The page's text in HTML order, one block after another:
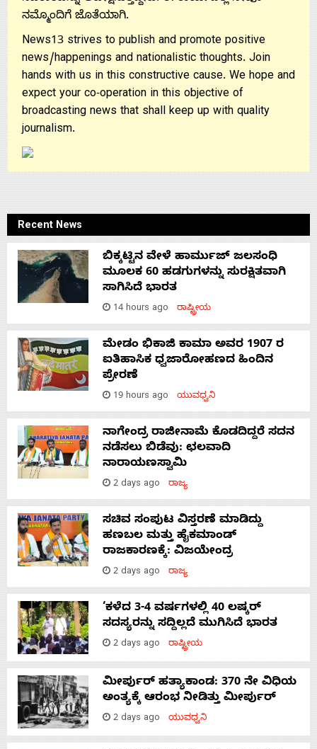
ನಮ್ಮೊಂದಿಗೆ ಜೊತೆಯಾಗಿ.
News13 strives to publish and promote positive
news/happenings and nationalistic thoughts. Join
hands with us in this constructive cause. We hope and
expect your co-operation in this objective of
broadcasting news that shall keep up with quality
journalism.
Recent News
ಬಿಕ್ಕಟ್ಟಿನ ವೇಳೆ ಹಾರ್ಮುಜ್ ಜಲಸಂಧಿ
ಮೂಲಕ 60 ಹಡಗುಗಳನ್ನು ಸುರಕ್ಷಿತವಾಗಿ
ಸಾಗಿಸಿದೆ ಭಾರತ
14 hours ago ರಾಷ್ಟ್ರೀಯ
ಮೇಡಂ ಭಿಕಾಜಿ ಕಾಮಾ ಅವರ 1907 ರ
ಐತಿಹಾಸಿಕ ಧ್ವಜಾರೋಹಣದ ಹಿಂದಿನ
ಪ್ರೇರಣೆ
19 hours ago ಯುವಧ್ವನಿ
ನಾಗೇಂದ್ರ ರಾಜೀನಾಮೆ ಕೊಡದಿದ್ದರೆ ಸದನ
ನಡೆಸಲು ಬಿಡೆವು: ಛಲವಾದಿ
ನಾರಾಯಣಸ್ವಾಮಿ
2 days ago ರಾಜ್ಯ
ಸಚಿವ ಸಂಪುಟ ವಿಸ್ತರಣೆ ಮಾಡಿದ್ದು
ಹಣಬಲ ಮತ್ತು ಹೈಕಮಾಂಡ್
ರಾಜಕಾರಣಕ್ಕೆ: ವಿಜಯೇಂದ್ರ
2 days ago ರಾಜ್ಯ
‘ಕಳೆದ 3-4 ವರ್ಷಗಳಲ್ಲಿ 40 ಲಷ್ಕರ್
ಸದಸ್ಯರನ್ನು ಸದ್ದಿಲ್ಲದೆ ಮುಗಿಸಿದೆ ಭಾರತ
2 days ago ರಾಷ್ಟ್ರೀಯ
ಮೀರ್ಪುರ್ ಹತ್ಯಾಕಾಂಡ: 370 ನೇ ವಿಧಿಯ
ಅಂತ್ಯಕ್ಕೆ ಆರಂಭ ನೀಡಿತ್ತು ಮೀರ್ಪುರ್
2 days ago ಯುವಧ್ವನಿ